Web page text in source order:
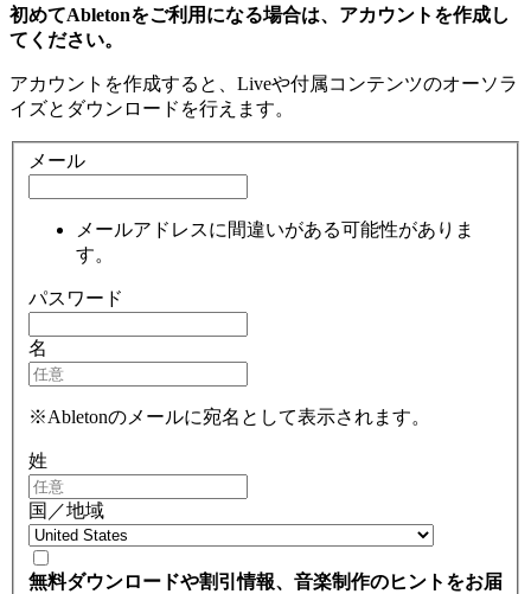
初めてAbletonをご利用になる場合は、アカウントを作成し
てください。
アカウントを作成すると、Liveや付属コンテンツのオーソラ
イズとダウンロードを行えます。
メール
メールアドレスに間違いがある可能性がありま
す。
パスワード
名
※Abletonのメールに宛名として表示されます。
姓
国／地域
無料ダウンロードや割引情報、音楽制作のヒントをお届